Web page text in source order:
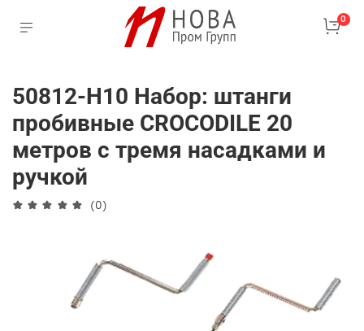
0
50812-Н10 Набор: штанги
пробивные CROCODILE 20
метров с тремя насадками и
ручкой
(0)